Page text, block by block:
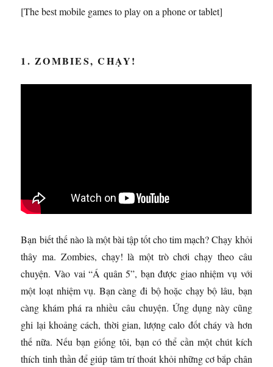
[The best mobile games to play on a phone or tablet]
1. ZOMBIES, CHẠY!
Bạn biết thế nào là một bài tập tốt cho tim mạch? Chạy khỏi
thây ma. Zombies, chạy! là một trò chơi chạy theo câu
chuyện. Vào vai “Á quân 5”, bạn được giao nhiệm vụ với
một loạt nhiệm vụ. Bạn càng đi bộ hoặc chạy bộ lâu, bạn
càng khám phá ra nhiều câu chuyện. Ứng dụng này cũng
ghi lại khoảng cách, thời gian, lượng calo đốt cháy và hơn
thế nữa. Nếu bạn giống tôi, bạn có thể cần một chút kích
thích tinh thần để giúp tâm trí thoát khỏi những cơ bắp chân